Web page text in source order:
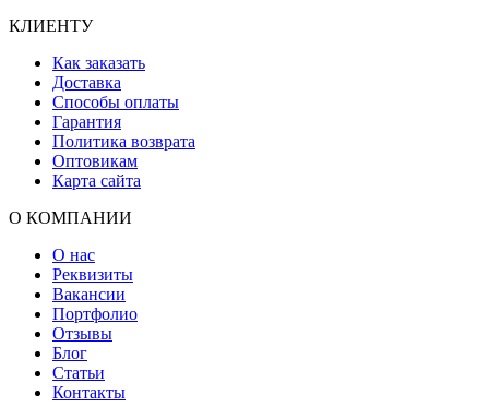
КЛИЕНТУ
Как заказать
Доставка
Способы оплаты
Гарантия
Политика возврата
Оптовикам
Карта сайта
О КОМПАНИИ
О нас
Реквизиты
Вакансии
Портфолио
Отзывы
Блог
Статьи
Контакты